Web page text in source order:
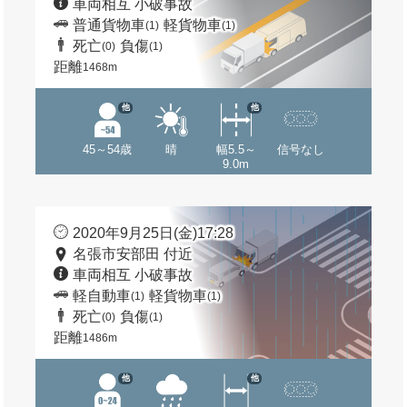
車両相互 小破事故
普通貨物車(1) 軽貨物車(1)
死亡(0) 負傷(1)
距離1468m
45～54歳
他
晴
幅5.5～
9.0m
他
信号なし
2020年9月25日(金)17:28
名張市安部田 付近
車両相互 小破事故
軽自動車(1) 軽貨物車(1)
死亡(0) 負傷(1)
距離1486m
他 他